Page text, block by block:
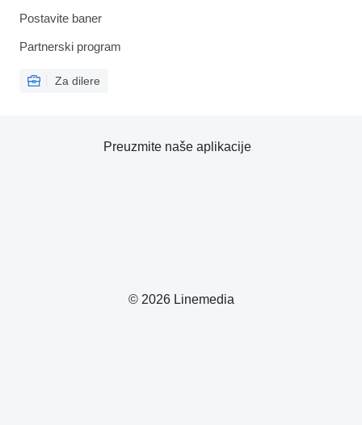
Postavite baner
Partnerski program
Za dilere
© 2026 Linemedia
Preuzmite naše aplikacije